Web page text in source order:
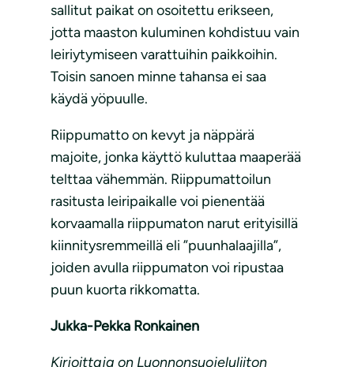
sallitut paikat on osoitettu erikseen,
jotta maaston kuluminen kohdistuu vain
leiriytymiseen varattuihin paikkoihin.
Toisin sanoen minne tahansa ei saa
käydä yöpuulle.
Riippumatto on kevyt ja näppärä
majoite, jonka käyttö kuluttaa maaperää
telttaa vähemmän. Riippumattoilun
rasitusta leiripaikalle voi pienentää
korvaamalla riippumaton narut erityisillä
kiinnitysremmeillä eli ”puunhalaajilla”,
joiden avulla riippumaton voi ripustaa
puun kuorta rikkomatta.
Jukka-Pekka Ronkainen
Kirjoittaja on Luonnonsuojeluliiton